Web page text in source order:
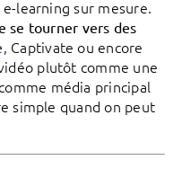
learning sur mesure.
se tourner vers des
, Captivate ou encore
plutôt comme une
média principal
simple quand on peut